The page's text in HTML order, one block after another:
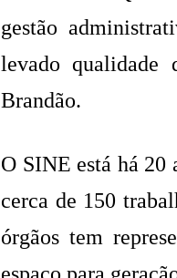
gestão
levado qualidade
Brandão.
O SINE está há 20
cerca de 150
órgãos tem